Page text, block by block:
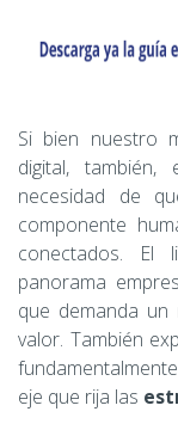
Si bien nuestro
digital,
necesidad de
componente
conectados. El
panorama
que demanda un
valor. También
eje que rija las